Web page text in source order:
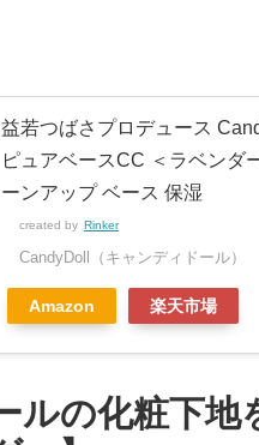
益若つばさプロデュース
ピュアベースCC ＜ラベンダ
ーンアップ ベース 保湿
created by Rinker
CandyDoll（キャンディドール）
Amazon 楽天市場
ルの化粧下地